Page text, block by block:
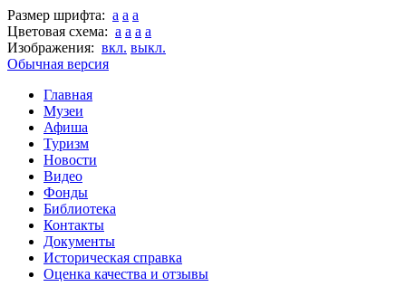
Размер шрифта: a a a
Цветовая схема: a a a a
Изображения: вкл. выкл.
Обычная версия
Главная
Музеи
Афиша
Туризм
Новости
Видео
Фонды
Библиотека
Контакты
Документы
Историческая справка
Оценка качества и отзывы